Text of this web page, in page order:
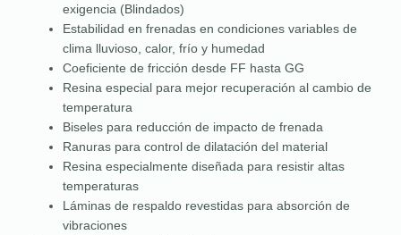
exigencia (Blindados)
Estabilidad en frenadas en condiciones variables de
clima lluvioso, calor, frío y humedad
Coeficiente de fricción desde FF hasta GG
Resina especial para mejor recuperación al cambio de
temperatura
Biseles para reducción de impacto de frenada
Ranuras para control de dilatación del material
Resina especialmente diseñada para resistir altas
temperaturas
Láminas de respaldo revestidas para absorción de
vibraciones